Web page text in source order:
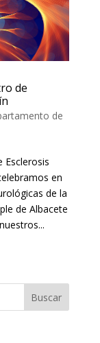
de
de
Esclerosis
en
de la
de Albacete